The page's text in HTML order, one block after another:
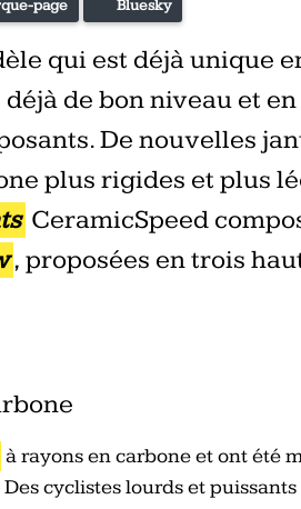
page Bluesky
qui est déjà unique
de bon niveau et
De nouvelles
plus rigides et plus
CeramicSpeed
, proposées en trois
à rayons en carbone et ont été
cyclistes lourds et